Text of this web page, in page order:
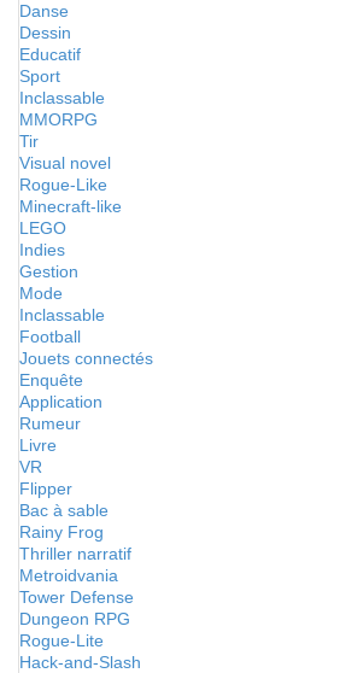
Danse
Dessin
Educatif
Sport
Inclassable
MMORPG
Tir
Visual novel
Rogue-Like
Minecraft-like
LEGO
Indies
Gestion
Mode
Inclassable
Football
Jouets connectés
Enquête
Application
Rumeur
Livre
VR
Flipper
Bac à sable
Rainy Frog
Thriller narratif
Metroidvania
Tower Defense
Dungeon RPG
Rogue-Lite
Hack-and-Slash